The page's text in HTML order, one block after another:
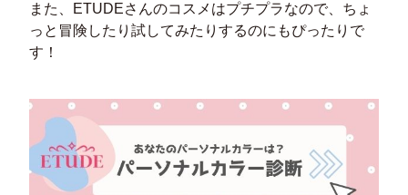
また、ETUDEさんのコスメはプチプラなので、ちょ
っと冒険したり試してみたりするのにもぴったりで
す！